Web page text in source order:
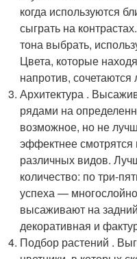
когда используются
сыграть на
тона выбрать,
Цвета, которые
напротив, сочетаются
Архитектура .
рядами на
возможное, но не
эффектнее
различных видов.
количество: по три-
успеха —
высаживают на
декоративная и
Подбор растений .